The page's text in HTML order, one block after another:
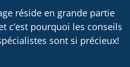
réside en grande partie
c’est pourquoi les conseils
sont si précieux!